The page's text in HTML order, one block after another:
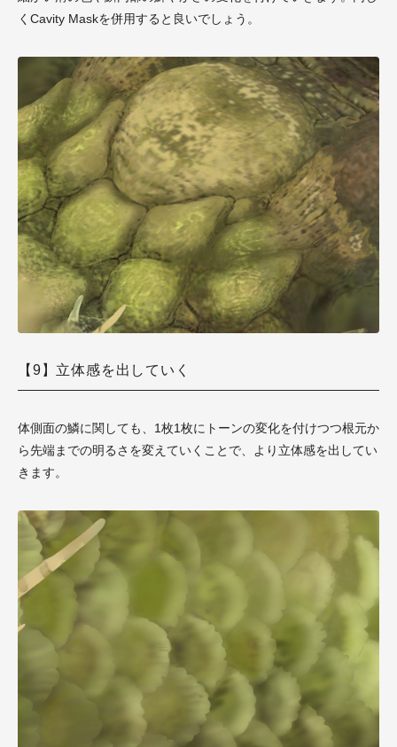
くCavity Maskを併用すると良いでしょう。
【9】立体感を出していく
体側面の鱗に関しても、1枚1枚にトーンの変化を付けつつ根元か
ら先端までの明るさを変えていくことで、より立体感を出してい
きます。